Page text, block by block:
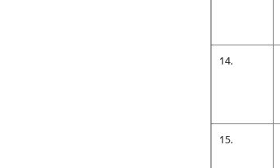
14.
15.